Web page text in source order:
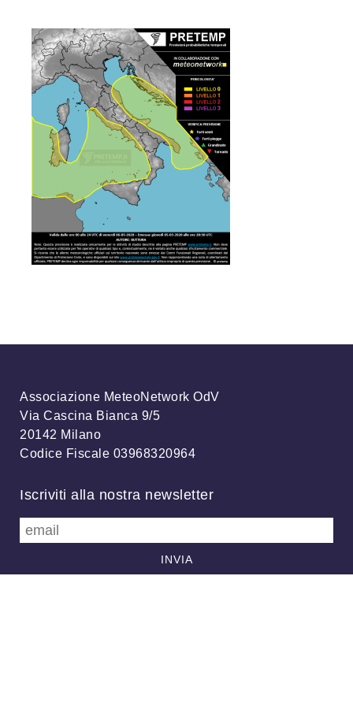
Associazione MeteoNetwork OdV
Via Cascina Bianca 9/5
20142 Milano
Codice Fiscale 03968320964
Iscriviti alla nostra newsletter